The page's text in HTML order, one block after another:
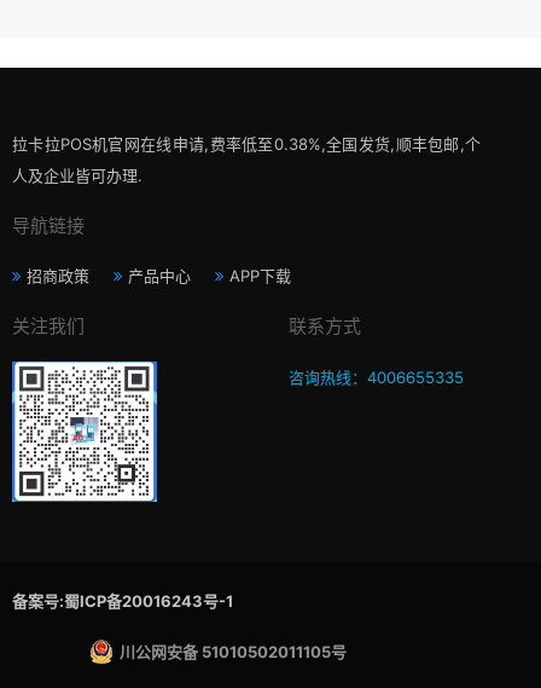
拉卡拉POS机官网在线申请,费率低至0.38%,全国发货,顺丰包邮,个
人及企业皆可办理.
导航链接
招商政策 产品中心 APP下载
关注我们 联系方式
咨询热线：4006655335
备案号:蜀ICP备20016243号-1
川公网安备 51010502011105号